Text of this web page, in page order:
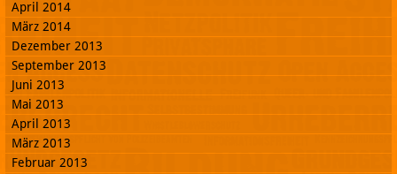
April 2014
März 2014
Dezember 2013
September 2013
Juni 2013
Mai 2013
April 2013
März 2013
Februar 2013